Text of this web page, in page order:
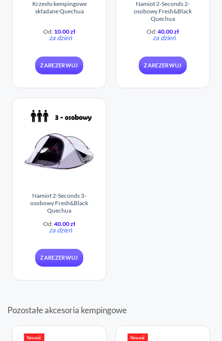
Krzesło kempingowe
składane Quechua
Od: 10.00zł
za dzień
ZAREZERWUJ
Namiot 2-Seconds 2-
osobowy Fresh&Black
Quechua
Od:40.00zł
za dzień
ZAREZERWUJ
Namiot 2-Seconds 3-
osobowy Fresh&Black
Quechua
Od:40.00zł
za dzień
ZAREZERWUJ
Pozostałe akcesoria kempingowe
Nowość Nowość